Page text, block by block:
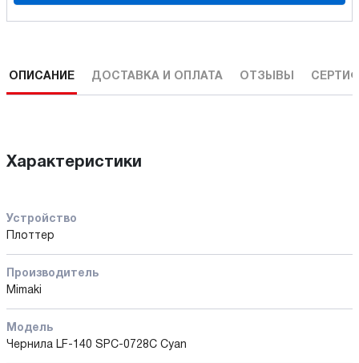
ОПИСАНИЕ ДОСТАВКА И ОПЛАТА ОТЗЫВЫ
Характеристики
Устройство
Плоттер
Производитель
Mimaki
Модель
Чернила LF-140 SPC-0728C Cyan